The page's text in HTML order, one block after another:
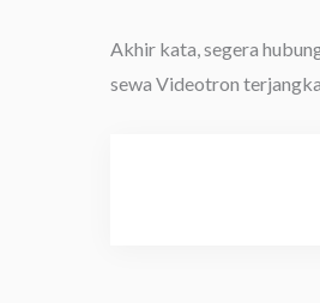
Akhir kata, segera
sewa Videotron